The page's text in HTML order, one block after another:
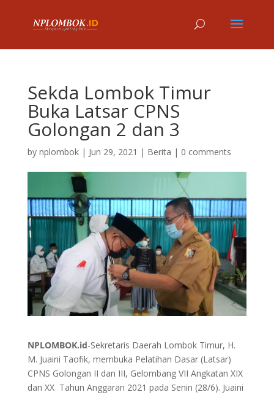
Sekda Lombok Timur
Buka Latsar CPNS
Golongan 2 dan 3
by nplombok| Jun 29, 2021 | Berita | 0 comments
NPLOMBOK.id-Sekretaris Daerah Lombok Timur, H.
M. Juaini Taofik, membuka Pelatihan Dasar (Latsar)
CPNS Golongan II dan III, Gelombang VII Angkatan XIX
dan XX Tahun Anggaran 2021 pada Senin (28/6). Juaini